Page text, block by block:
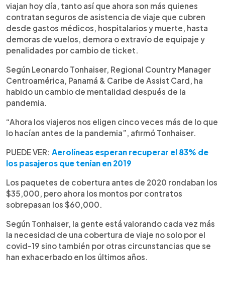
viajan hoy día, tanto así que ahora son más quienes
contratan seguros de asistencia de viaje que cubren
desde gastos médicos, hospitalarios y muerte, hasta
demoras de vuelos, demora o extravío de equipaje y
penalidades por cambio de ticket.
Según Leonardo Tonhaiser, Regional Country Manager
Centroamérica, Panamá & Caribe de Assist Card, ha
habido un cambio de mentalidad después de la
pandemia.
“Ahora los viajeros nos eligen cinco veces más de lo que
lo hacían antes de la pandemia”, afirmó Tonhaiser.
PUEDE VER: Aerolíneas esperan recuperar el 83% de
los pasajeros que tenían en 2019
Los paquetes de cobertura antes de 2020 rondaban los
$35,000, pero ahora los montos por contratos
sobrepasan los $60,000.
Según Tonhaiser, la gente está valorando cada vez más
la necesidad de una cobertura de viaje no solo por el
covid-19 sino también por otras circunstancias que se
han exhacerbado en los últimos años.